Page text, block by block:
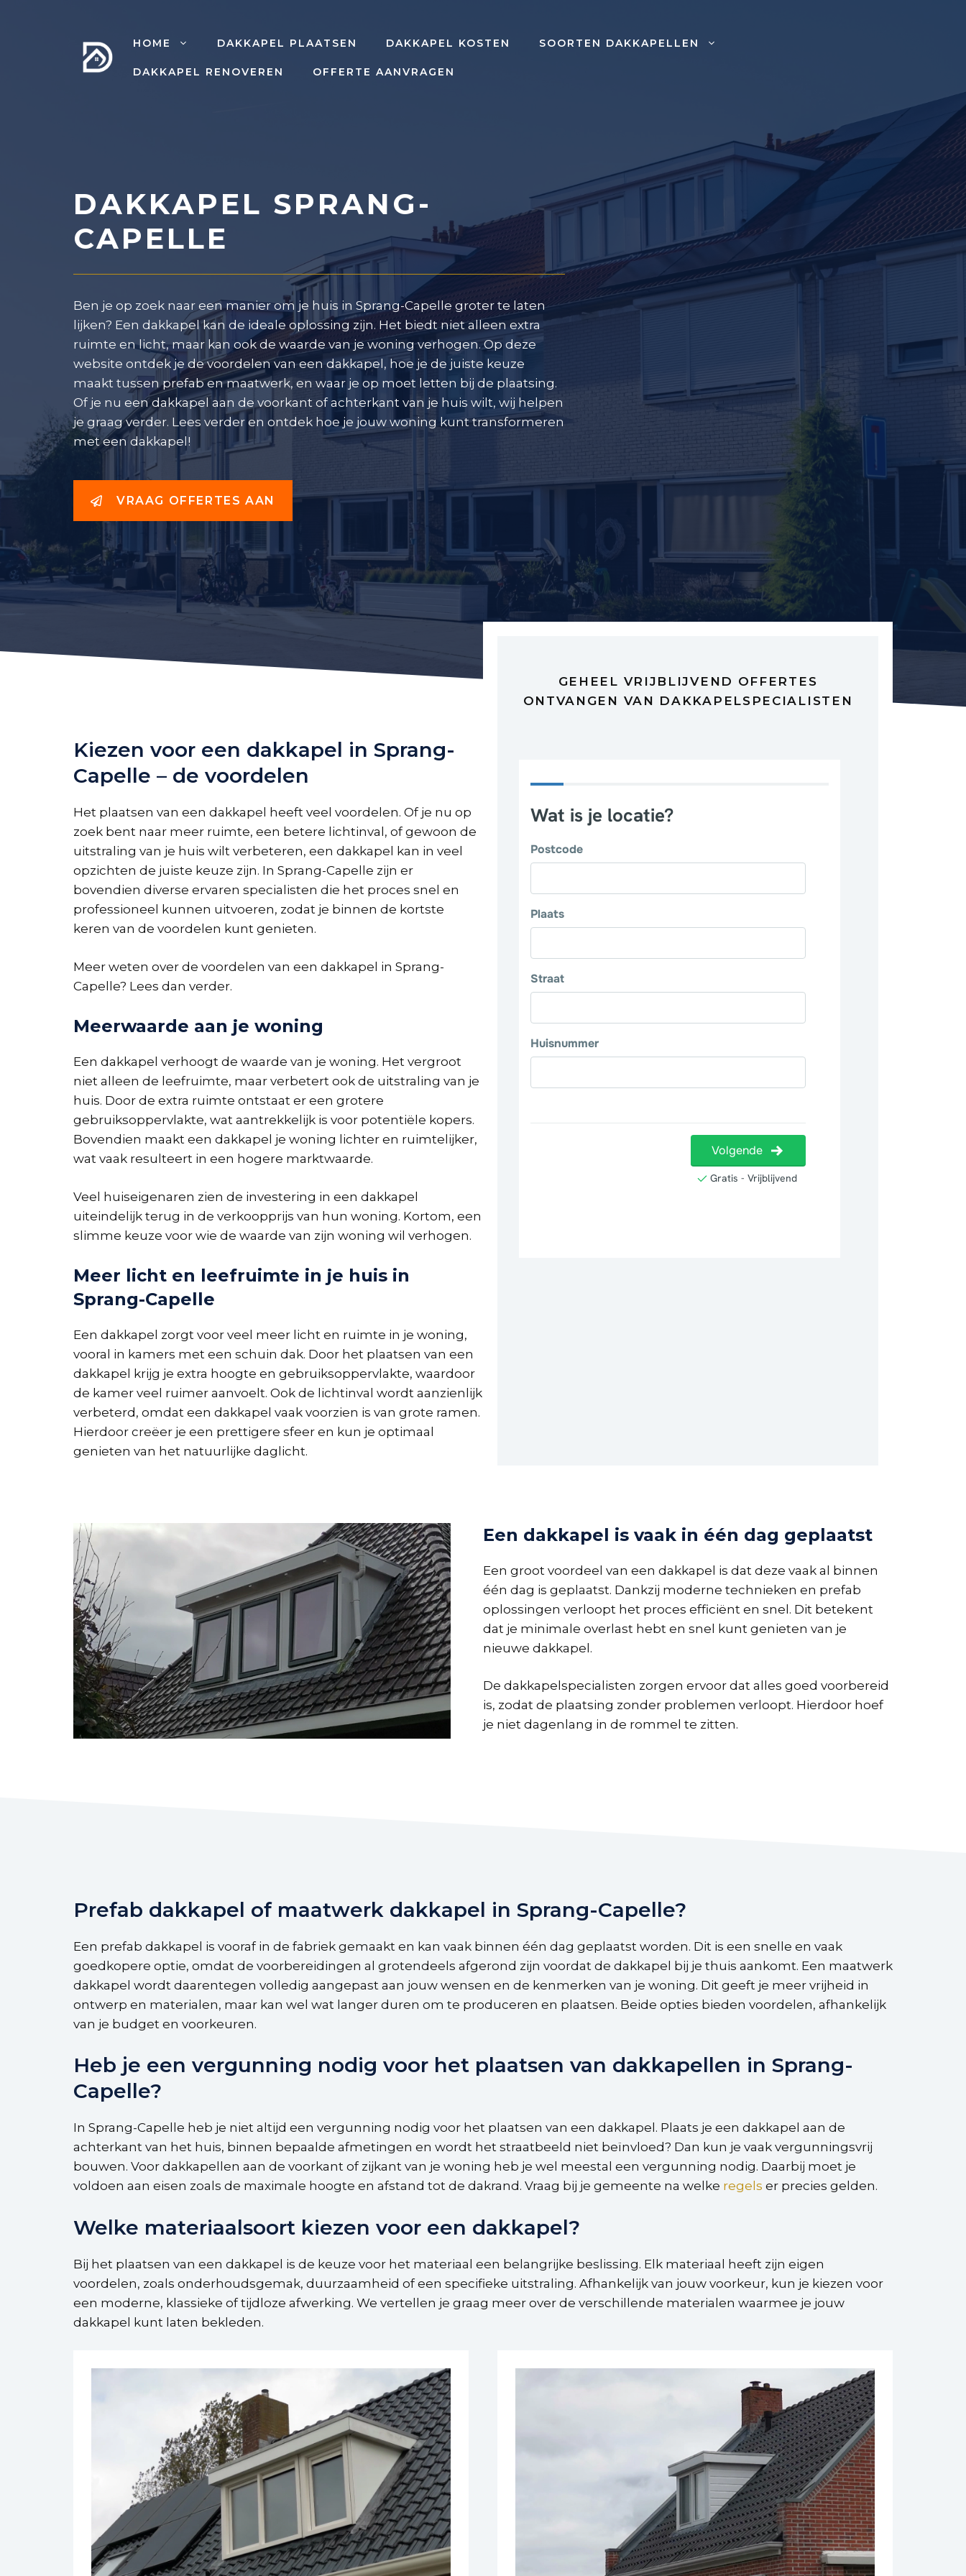
HOME DAKKAPEL PLAATSEN DAKKAPEL KOSTEN SOORTEN DAKKAPELLEN
DAKKAPEL RENOVEREN OFFERTE AANVRAGEN
DAKKAPEL SPRANG-
CAPELLE
Ben je op zoek naar een manier om je huis in Sprang-Capelle groter te laten
lijken? Een dakkapel kan de ideale oplossing zijn. Het biedt niet alleen extra
ruimte en licht, maar kan ook de waarde van je woning verhogen. Op deze
website ontdek je de voordelen van een dakkapel, hoe je de juiste keuze
maakt tussen prefab en maatwerk, en waar je op moet letten bij de plaatsing.
Of je nu een dakkapel aan de voorkant of achterkant van je huis wilt, wij helpen
je graag verder. Lees verder en ontdek hoe je jouw woning kunt transformeren
met een dakkapel!
VRAAG OFFERTES AAN
Kiezen voor een dakkapel in Sprang-
Capelle – de voordelen
Het plaatsen van een dakkapel heeft veel voordelen. Of je nu op
zoek bent naar meer ruimte, een betere lichtinval, of gewoon de
uitstraling van je huis wilt verbeteren, een dakkapel kan in veel
opzichten de juiste keuze zijn. In Sprang-Capelle zijn er
bovendien diverse ervaren specialisten die het proces snel en
professioneel kunnen uitvoeren, zodat je binnen de kortste
keren van de voordelen kunt genieten.
Meer weten over de voordelen van een dakkapel in Sprang-
Capelle? Lees dan verder.
Meerwaarde aan je woning
Een dakkapel verhoogt de waarde van je woning. Het vergroot
niet alleen de leefruimte, maar verbetert ook de uitstraling van je
huis. Door de extra ruimte ontstaat er een grotere
gebruiksoppervlakte, wat aantrekkelijk is voor potentiële kopers.
Bovendien maakt een dakkapel je woning lichter en ruimtelijker,
wat vaak resulteert in een hogere marktwaarde.
Veel huiseigenaren zien de investering in een dakkapel
uiteindelijk terug in de verkoopprijs van hun woning. Kortom, een
slimme keuze voor wie de waarde van zijn woning wil verhogen.
Meer licht en leefruimte in je huis in
Sprang-Capelle
Een dakkapel zorgt voor veel meer licht en ruimte in je woning,
vooral in kamers met een schuin dak. Door het plaatsen van een
dakkapel krijg je extra hoogte en gebruiksoppervlakte, waardoor
de kamer veel ruimer aanvoelt. Ook de lichtinval wordt aanzienlijk
verbeterd, omdat een dakkapel vaak voorzien is van grote ramen.
Hierdoor creëer je een prettigere sfeer en kun je optimaal
genieten van het natuurlijke daglicht.
GEHEEL VRIJBLIJVEND OFFERTES
ONTVANGEN VAN DAKKAPELSPECIALISTEN
Een dakkapel is vaak in één dag geplaatst
Een groot voordeel van een dakkapel is dat deze vaak al binnen
één dag is geplaatst. Dankzij moderne technieken en prefab
oplossingen verloopt het proces efficiënt en snel. Dit betekent
dat je minimale overlast hebt en snel kunt genieten van je
nieuwe dakkapel.
De dakkapelspecialisten zorgen ervoor dat alles goed voorbereid
is, zodat de plaatsing zonder problemen verloopt. Hierdoor hoef
je niet dagenlang in de rommel te zitten.
Prefab dakkapel of maatwerk dakkapel in Sprang-Capelle?
Een prefab dakkapel is vooraf in de fabriek gemaakt en kan vaak binnen één dag geplaatst worden. Dit is een snelle en vaak
goedkopere optie, omdat de voorbereidingen al grotendeels afgerond zijn voordat de dakkapel bij je thuis aankomt. Een maatwerk
dakkapel wordt daarentegen volledig aangepast aan jouw wensen en de kenmerken van je woning. Dit geeft je meer vrijheid in
ontwerp en materialen, maar kan wel wat langer duren om te produceren en plaatsen. Beide opties bieden voordelen, afhankelijk
van je budget en voorkeuren.
Heb je een vergunning nodig voor het plaatsen van dakkapellen in Sprang-
Capelle?
In Sprang-Capelle heb je niet altijd een vergunning nodig voor het plaatsen van een dakkapel. Plaats je een dakkapel aan de
achterkant van het huis, binnen bepaalde afmetingen en wordt het straatbeeld niet beïnvloed? Dan kun je vaak vergunningsvrij
bouwen. Voor dakkapellen aan de voorkant of zijkant van je woning heb je wel meestal een vergunning nodig. Daarbij moet je
voldoen aan eisen zoals de maximale hoogte en afstand tot de dakrand. Vraag bij je gemeente na welke regels er precies gelden.
Welke materiaalsoort kiezen voor een dakkapel?
Bij het plaatsen van een dakkapel is de keuze voor het materiaal een belangrijke beslissing. Elk materiaal heeft zijn eigen
voordelen, zoals onderhoudsgemak, duurzaamheid of een specifieke uitstraling. Afhankelijk van jouw voorkeur, kun je kiezen voor
een moderne, klassieke of tijdloze afwerking. We vertellen je graag meer over de verschillende materialen waarmee je jouw
dakkapel kunt laten bekleden.